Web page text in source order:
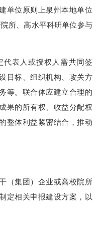
单位原则上泉州本地单位
所、高水平科研单位参与
表人或授权人需共同签
目标、组织机构、攻关方
等。联合体应建立合理的
果的所有权、收益分配权
整体利益紧密结合，推动
集团）企业或高校院所
定相关申报建设方案，以